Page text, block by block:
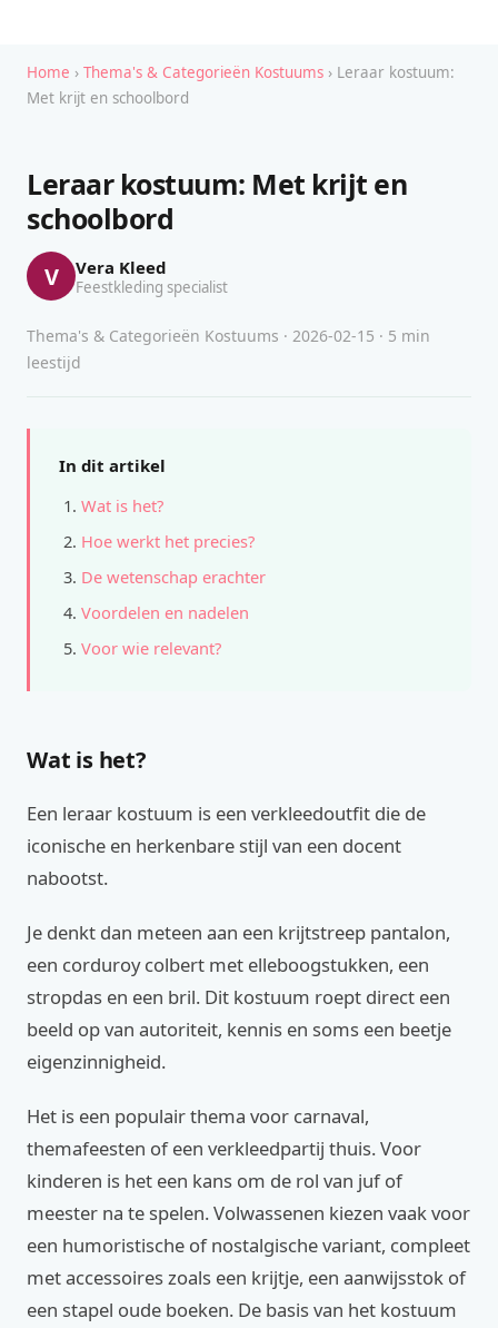
Home › Thema's & Categorieën Kostuums › Leraar kostuum:
Met krijt en schoolbord
Leraar kostuum: Met krijt en
schoolbord
V Vera Kleed
Feestkleding specialist
Thema's & Categorieën Kostuums · 2026-02-15 · 5 min
leestijd
In dit artikel
Wat is het?
Hoe werkt het precies?
De wetenschap erachter
Voordelen en nadelen
Voor wie relevant?
Wat is het?
Een leraar kostuum is een verkleedoutfit die de
iconische en herkenbare stijl van een docent
nabootst.
Je denkt dan meteen aan een krijtstreep pantalon,
een corduroy colbert met elleboogstukken, een
stropdas en een bril. Dit kostuum roept direct een
beeld op van autoriteit, kennis en soms een beetje
eigenzinnigheid.
Het is een populair thema voor carnaval,
themafeesten of een verkleedpartij thuis. Voor
kinderen is het een kans om de rol van juf of
meester na te spelen. Volwassenen kiezen vaak voor
een humoristische of nostalgische variant, compleet
met accessoires zoals een krijtje, een aanwijsstok of
een stapel oude boeken. De basis van het kostuum